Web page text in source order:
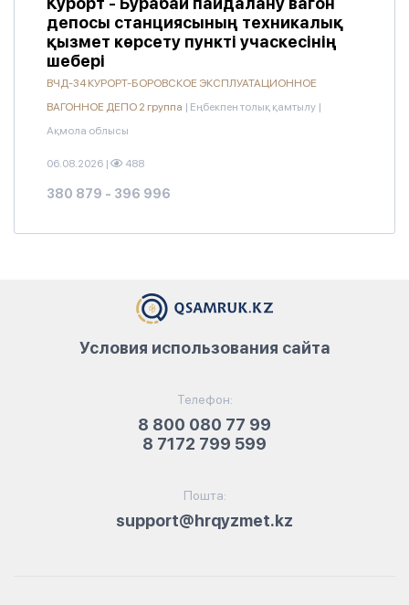
депосы станциясының техникалық
қызмет көрсету пункті учаскесінің
шебері
ВЧД-34 КУРОРТ-БОРОВСКОЕ ЭКСПЛУАТАЦИОННОЕ
ВАГОННОЕ ДЕПО 2 группа | Еңбекпен толық қамтылу |
Ақмола облысы
06.08.2026 | 488
380 879 - 396 996
Телефон:
8 800 080 77 99
8 7172 799 599
Пошта:
support@hrqyzmet.kz
Условия использования сайта